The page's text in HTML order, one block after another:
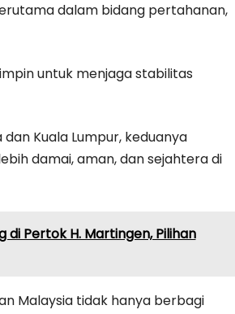
dalam bidang pertahanan,
untuk menjaga stabilitas
Kuala Lumpur, keduanya
damai, aman, dan sejahtera di
di Pertok H. Martingen, Pilihan
Malaysia tidak hanya berbagi